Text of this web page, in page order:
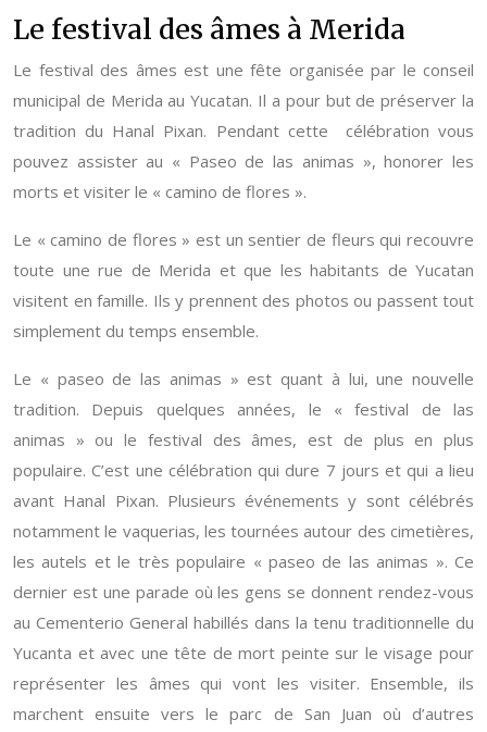
Le festival des âmes à Merida
Le festival des âmes est une fête organisée par le conseil
municipal de Merida au Yucatan. Il a pour but de préserver la
tradition du Hanal Pixan. Pendant cette célébration vous
pouvez assister au « Paseo de las animas », honorer les
morts et visiter le « camino de flores ».
Le « camino de flores » est un sentier de fleurs qui recouvre
toute une rue de Merida et que les habitants de Yucatan
visitent en famille. Ils y prennent des photos ou passent tout
simplement du temps ensemble.
Le « paseo de las animas » est quant à lui, une nouvelle
tradition. Depuis quelques années, le « festival de las
animas » ou le festival des âmes, est de plus en plus
populaire. C’est une célébration qui dure 7 jours et qui a lieu
avant Hanal Pixan. Plusieurs événements y sont célébrés
notamment le vaquerias, les tournées autour des cimetières,
les autels et le très populaire « paseo de las animas ». Ce
dernier est une parade où les gens se donnent rendez-vous
au Cementerio General habillés dans la tenu traditionnelle du
Yucanta et avec une tête de mort peinte sur le visage pour
représenter les âmes qui vont les visiter. Ensemble, ils
marchent ensuite vers le parc de San Juan où d’autres